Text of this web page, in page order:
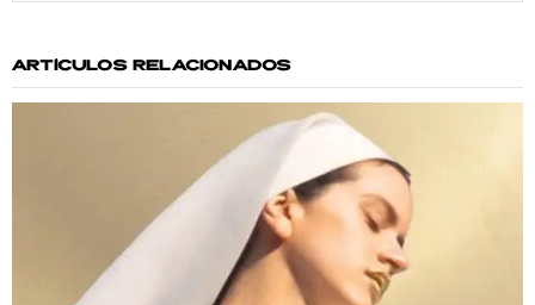
ARTÍCULOS RELACIONADOS